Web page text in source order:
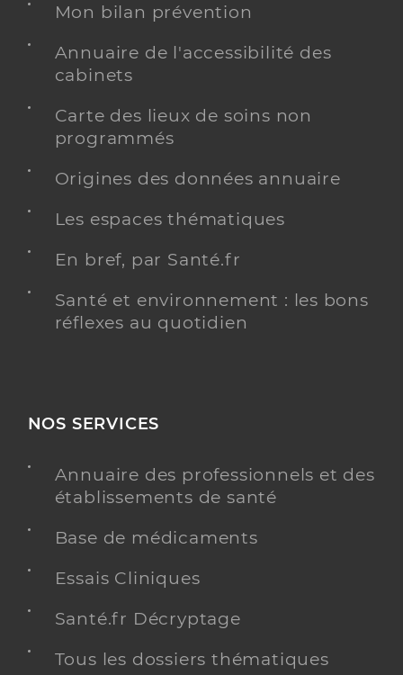
Mon bilan prévention
Annuaire de l'accessibilité des
cabinets
Carte des lieux de soins non
programmés
Origines des données annuaire
Les espaces thématiques
En bref, par Santé.fr
Santé et environnement : les bons
réflexes au quotidien
NOS SERVICES
Annuaire des professionnels et des
établissements de santé
Base de médicaments
Essais Cliniques
Santé.fr Décryptage
Tous les dossiers thématiques